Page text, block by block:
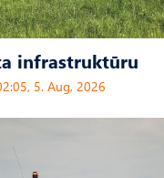
infrastruktūru
5. Aug, 2026